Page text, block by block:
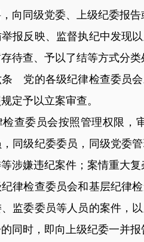
向同级党委、上级纪委报
反映、监督执纪中发现以
待查、予以了结等方式分
的各级纪律检查委员会
定予以立案审查。
委员会按照管理权限，审
，同级纪委委员，同级党委
涉嫌违纪案件；案情重大
检查委员会和基层纪律检
、监委委员等人员的案件，
同时，即向上级纪委一并报